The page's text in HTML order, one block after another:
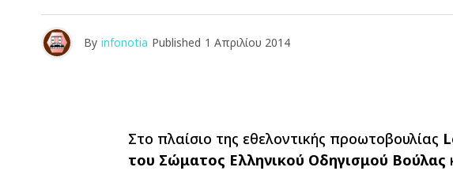
By infonotia Published 1 Απριλίου 2014
Στο πλαίσιο της εθελοντικής προωτοβουλίας
του Σώματος Ελληνικού Οδηγισμού Βούλας